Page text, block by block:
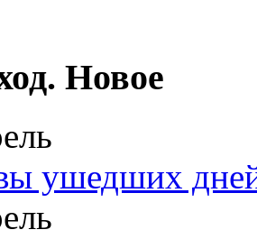
Новое
ушедших